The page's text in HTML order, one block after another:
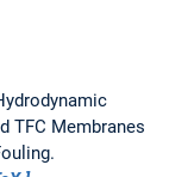
TFC Membranes